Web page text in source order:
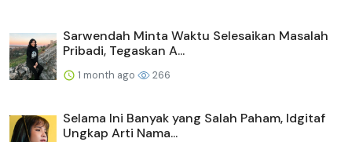
Sarwendah Minta Waktu Selesaikan Masalah
Pribadi, Tegaskan A...
1 month ago 266
Selama Ini Banyak yang Salah Paham, Idgitaf
Ungkap Arti Nama...